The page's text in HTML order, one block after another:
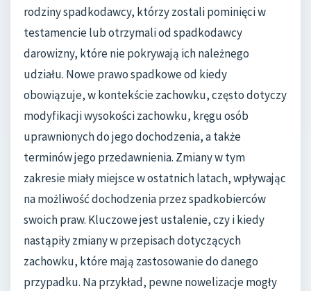
rodziny spadkodawcy, którzy zostali pominięci w
testamencie lub otrzymali od spadkodawcy
darowizny, które nie pokrywają ich należnego
udziału. Nowe prawo spadkowe od kiedy
obowiązuje, w kontekście zachowku, często dotyczy
modyfikacji wysokości zachowku, kręgu osób
uprawnionych do jego dochodzenia, a także
terminów jego przedawnienia. Zmiany w tym
zakresie miały miejsce w ostatnich latach, wpływając
na możliwość dochodzenia przez spadkobierców
swoich praw. Kluczowe jest ustalenie, czy i kiedy
nastąpiły zmiany w przepisach dotyczących
zachowku, które mają zastosowanie do danego
przypadku. Na przykład, pewne nowelizacje mogły